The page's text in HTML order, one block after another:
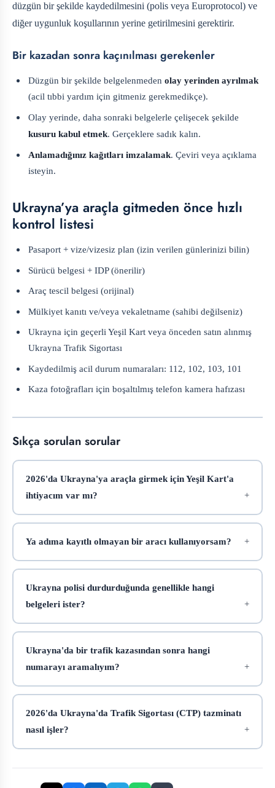
düzgün bir şekilde kaydedilmesini (polis veya Europrotocol) ve
diğer uygunluk koşullarının yerine getirilmesini gerektirir.
Bir kazadan sonra kaçınılması gerekenler
Düzgün bir şekilde belgelenmedenolay yerinden ayrılmak
(acil tıbbi yardım için gitmeniz gerekmedikçe).
Olay yerinde, daha sonraki belgelerle çelişecek şekilde
kusuru kabul etmek. Gerçeklere sadık kalın.
Anlamadığınız kağıtları imzalamak. Çeviri veya açıklama
isteyin.
Ukrayna’ya araçla gitmeden önce hızlı
kontrol listesi
Pasaport + vize/vizesiz plan (izin verilen günlerinizi bilin)
Sürücü belgesi + IDP (önerilir)
Araç tescil belgesi (orijinal)
Mülkiyet kanıtı ve/veya vekaletname (sahibi değilseniz)
Ukrayna için geçerli Yeşil Kart veya önceden satın alınmış
Ukrayna Trafik Sigortası
Kaydedilmiş acil durum numaraları: 112, 102, 103, 101
Kaza fotoğrafları için boşaltılmış telefon kamera hafızası
Sıkça sorulan sorular
2026'da Ukrayna'ya araçla girmek için Yeşil Kart'a
ihtiyacım var mı?
Ya adıma kayıtlı olmayan bir aracı kullanıyorsam?
Ukrayna polisi durdurduğunda genellikle hangi
belgeleri ister?
Ukrayna'da bir trafik kazasından sonra hangi
numarayı aramalıyım?
2026'da Ukrayna'da Trafik Sigortası (CTP) tazminatı
nasıl işler?